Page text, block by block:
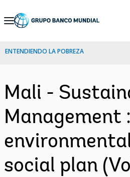
Skip
Navigation
ENTENDIENDO LA POBREZA
Mali -
Management :
social plan